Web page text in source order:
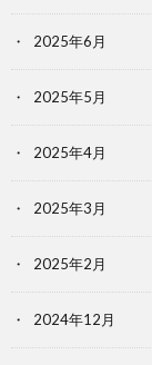
2025年6月
2025年5月
2025年4月
2025年3月
2025年2月
2024年12月